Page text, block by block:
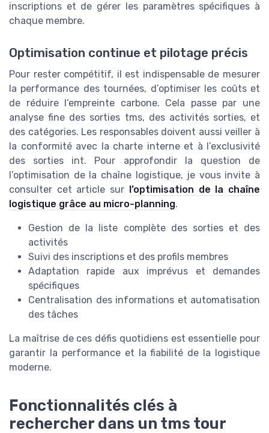
inscriptions et de gérer les paramètres spécifiques à
chaque membre.
Optimisation continue et pilotage précis
Pour rester compétitif, il est indispensable de mesurer
la performance des tournées, d’optimiser les coûts et
de réduire l’empreinte carbone. Cela passe par une
analyse fine des sorties tms, des activités sorties, et
des catégories. Les responsables doivent aussi veiller à
la conformité avec la charte interne et à l’exclusivité
des sorties int. Pour approfondir la question de
l’optimisation de la chaîne logistique, je vous invite à
consulter cet article sur l’optimisation de la chaîne
logistique grâce au micro-planning.
Gestion de la liste complète des sorties et des
activités
Suivi des inscriptions et des profils membres
Adaptation rapide aux imprévus et demandes
spécifiques
Centralisation des informations et automatisation
des tâches
La maîtrise de ces défis quotidiens est essentielle pour
garantir la performance et la fiabilité de la logistique
moderne.
Fonctionnalités clés à
rechercher dans un tms tour